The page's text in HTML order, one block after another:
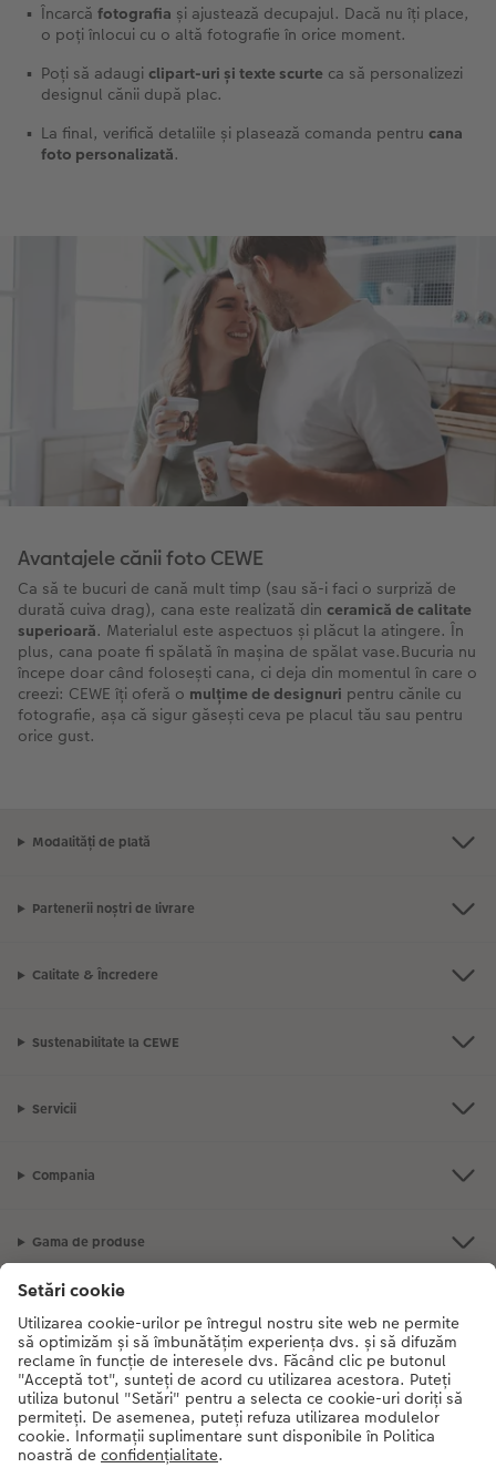
Încarcă fotografia și ajustează decupajul. Dacă nu îți place,
o poți înlocui cu o altă fotografie în orice moment.
Poți să adaugi clipart-uri și texte scurte ca să personalizezi
designul cănii după plac.
La final, verifică detaliile și plasează comanda pentru cana
foto personalizată.
Avantajele cănii foto CEWE
Ca să te bucuri de cană mult timp (sau să-i faci o surpriză de
durată cuiva drag), cana este realizată din ceramică de calitate
superioară. Materialul este aspectuos și plăcut la atingere. În
plus, cana poate fi spălată în mașina de spălat vase.Bucuria nu
începe doar când folosești cana, ci deja din momentul în care o
creezi: CEWE îți oferă o mulțime de designuri pentru cănile cu
fotografie, așa că sigur găsești ceva pe placul tău sau pentru
orice gust.
Modalități de plată
Partenerii noștri de livrare
Calitate & Încredere
Sustenabilitate la CEWE
Servicii
Compania
Gama de produse